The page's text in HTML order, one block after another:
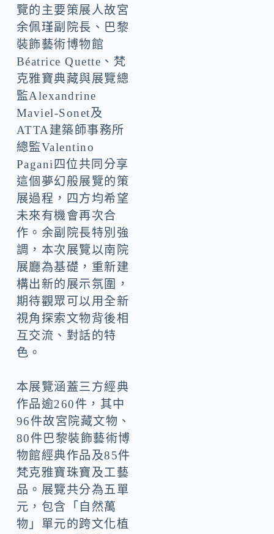
覽的主要策展人故宮
余佩瑾副院長、巴黎
裝飾藝術博物館
Béatrice Quette、梵
克雅寶典藏與展覽總
監Alexandrine
Maviel-Sonet及
ATTA建築師事務所
總監Valentino
Pagani四位共同分享
這個夢幻般展覽的策
展過程，四方均希望
未來有機會再次合
作。余副院長特別強
調，本次展覽以南院
展廳為基礎，重新建
構出新的展示氛圍，
期待觀眾可以用全新
視角探索文物背後相
互交流、對話的特
色。
本展覽涵蓋三方經典
作品逾260件，其中
96件故宮院藏文物、
80件巴黎裝飾藝術博
物館經典作品及85件
梵克雅寶珠寶及工藝
品。展覽共分為五單
元，包含「自然萬
物」單元的跨文化植